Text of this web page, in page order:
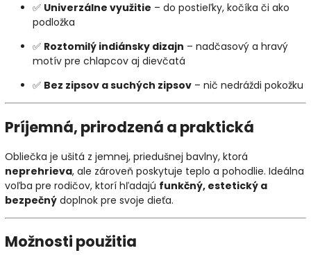
✅ Univerzálne využitie – do postieľky, kočíka či ako
podložka
✅ Roztomilý indiánsky dizajn – nadčasový a hravý
motív pre chlapcov aj dievčatá
✅ Bez zipsov a suchých zipsov – nič nedráždi pokožku
Príjemná, prirodzená a praktická
Obliečka je ušitá z jemnej, priedušnej bavlny, ktorá
neprehrieva, ale zároveň poskytuje teplo a pohodlie. Ideálna
voľba pre rodičov, ktorí hľadajú funkčný, estetický a
bezpečný doplnok pre svoje dieťa.
Možnosti použitia